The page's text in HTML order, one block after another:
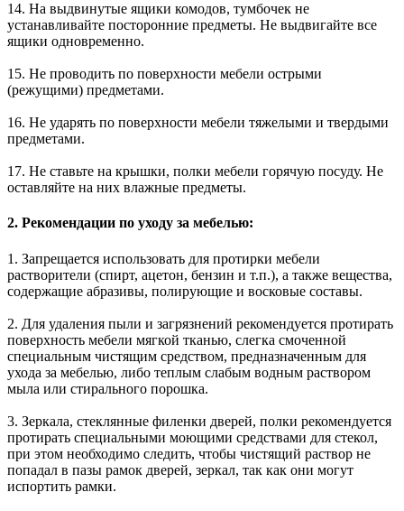
14. На выдвинутые ящики комодов, тумбочек не
устанавливайте посторонние предметы. Не выдвигайте все
ящики одновременно.
15. Не проводить по поверхности мебели острыми
(режущими) предметами.
16. Не ударять по поверхности мебели тяжелыми и твердыми
предметами.
17. Не ставьте на крышки, полки мебели горячую посуду. Не
оставляйте на них влажные предметы.
2. Рекомендации по уходу за мебелью:
1. Запрещается использовать для протирки мебели
растворители (спирт, ацетон, бензин и т.п.), а также вещества,
содержащие абразивы, полирующие и восковые составы.
2. Для удаления пыли и загрязнений рекомендуется протирать
поверхность мебели мягкой тканью, слегка смоченной
специальным чистящим средством, предназначенным для
ухода за мебелью, либо теплым слабым водным раствором
мыла или стирального порошка.
3. Зеркала, стеклянные филенки дверей, полки рекомендуется
протирать специальными моющими средствами для стекол,
при этом необходимо следить, чтобы чистящий раствор не
попадал в пазы рамок дверей, зеркал, так как они могут
испортить рамки.